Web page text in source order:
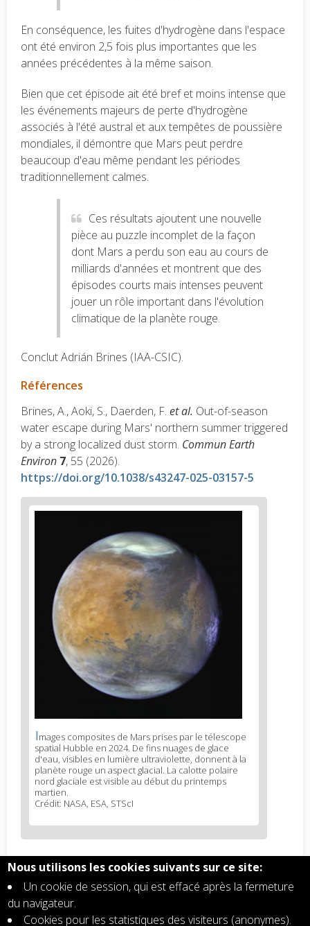
En conséquence, les fuites d'hydrogène dans l'espace
ont été environ 2,5 fois plus importantes que les
années précédentes à la même saison.
Bien que cet épisode ait été bref et moins intense que
les événements majeurs de perte d'hydrogène
associés à l'été austral et aux tempêtes de poussière
mondiales, il démontre que Mars peut perdre
beaucoup d'eau même pendant les périodes
traditionnellement calmes.
Ces résultats ajoutent une nouvelle
pièce au puzzle incomplet de la façon
dont Mars a perdu son eau au cours de
milliards d'années et montrent que des
épisodes courts mais intenses peuvent
jouer un rôle important dans l'évolution
climatique de la planète rouge.
Conclut Adrián Brines (IAA-CSIC).
Références
Brines, A., Aoki, S., Daerden, F. et al. Out-of-season
water escape during Mars' northern summer triggered
by a strong localized dust storm. Commun Earth
Environ 7, 55 (2026).
https://doi.org/10.1038/s43247-025-03157-5
News
image
legend
1
Images composites de Mars prises par le télescope
spatial Hubble en 2024. De fins nuages de glace
d'eau, visibles en lumière ultraviolette, donnent à la
planète rouge un aspect glacial. La calotte polaire
nord glaciale est visible au début du printemps
martien.
Crédit: NASA, ESA, STScI
Related articles
Les tempêtes de poussière sur Mars injectent
de l'eau en altitude dans l'atmosphère
Nous utilisons les cookies suivants sur ce site:
Un cookie de session, qui est effacé après la fermeture
du navigateur.
Cookies pour les statistiques des visiteurs (anonymes).